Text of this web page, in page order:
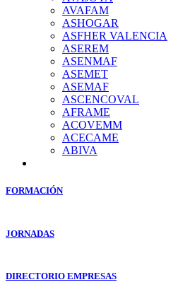
AVAFAM
ASHOGAR
ASFHER VALENCIA
ASEREM
ASENMAF
ASEMET
ASEMAF
ASCENCOVAL
AFRAME
ACOVEMM
ACECAME
ABIVA
FORMACIÓN
JORNADAS
DIRECTORIO EMPRESAS